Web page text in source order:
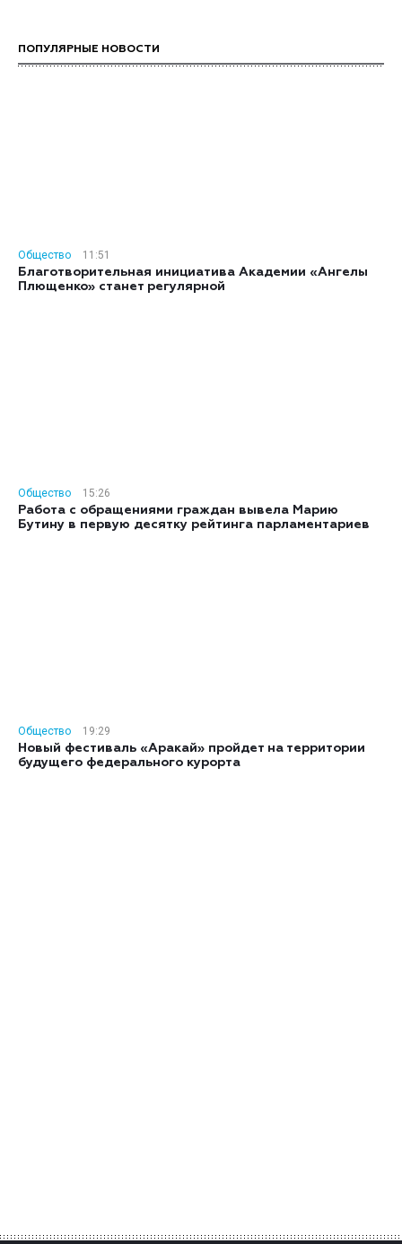
ПОПУЛЯРНЫЕ НОВОСТИ
Общество
11:51
Благотворительная инициатива Академии «Ангелы
Плющенко» станет регулярной
Общество
15:26
Работа с обращениями граждан вывела Марию
Бутину в первую десятку рейтинга парламентариев
Общество
19:29
Новый фестиваль «Аракай» пройдет на территории
будущего федерального курорта